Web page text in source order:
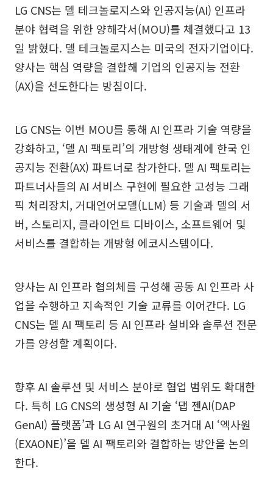
LG CNS는 델 테크놀로지스와 인공지능(AI) 인프라
분야 협력을 위한 양해각서(MOU)를 체결했다고 13
일 밝혔다. 델 테크놀로지스는 미국의 전자기업이다.
양사는 핵심 역량을 결합해 기업의 인공지능 전환
(AX)을 선도한다는 방침이다.
LG CNS는 이번 MOU를 통해 AI 인프라 기술 역량을
강화하고, ‘델 AI 팩토리’의 개방형 생태계에 한국 인
공지능 전환(AX) 파트너로 참가한다. 델 AI 팩토리는
파트너사들의 AI 서비스 구현에 필요한 고성능 그래
픽 처리장치, 거대언어모델(LLM) 등 기술과 델의 서
버, 스토리지, 클라이언트 디바이스, 소프트웨어 및
서비스를 결합하는 개방형 에코시스템이다.
양사는 AI 인프라 협의체를 구성해 공동 AI 인프라 사
업을 수행하고 지속적인 기술 교류를 이어간다. LG
CNS는 델 AI 팩토리 등 AI 인프라 설비와 솔루션 전문
가를 양성할 계획이다.
향후 AI 솔루션 및 서비스 분야로 협업 범위도 확대한
다. 특히 LG CNS의 생성형 AI 기술 ‘댑 젠AI(DAP
GenAI) 플랫폼’과 LG AI 연구원의 초거대 AI ‘엑사원
(EXAONE)’을 델 AI 팩토리와 결합하는 방안을 논의
한다.